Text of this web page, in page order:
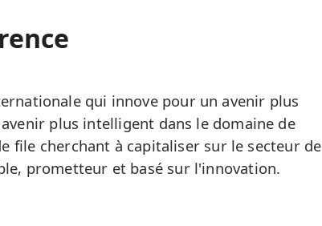
qui innove pour un avenir plus
plus intelligent dans le domaine de
file cherchant à capitaliser sur le secteur de
prometteur et basé sur l'innovation.